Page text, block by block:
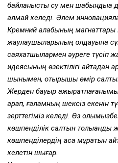
байланысты су мен шабындыққа
алмай келеді. Әлем
Кремний алқабының
жаулаушыларының қолдауына
саяхатшылармен әуреге түсіп
идеясының өзектілігі қайтадан
шынымен, отырықшы өмір
Жерден бауыр
қарап, ғаламның шексіз екенін
зерттегіміз келеді. Өз
көшпенділік салтын толыққанды
көшпенділердің асқақ мұратын
келетін шығар.